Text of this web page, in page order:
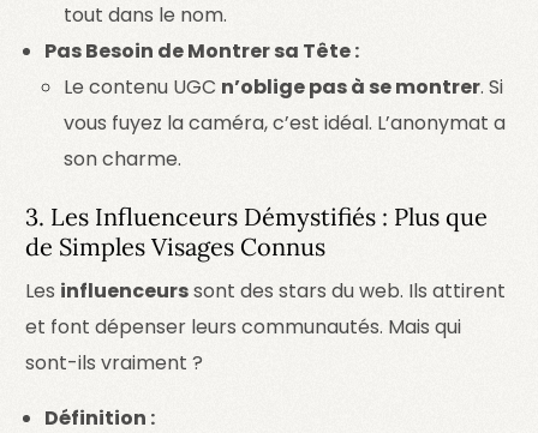
tout dans le nom.
Pas Besoin de Montrer sa Tête :
Le contenu UGC n’oblige pas à se montrer. Si
vous fuyez la caméra, c’est idéal. L’anonymat a
son charme.
3. Les Influenceurs Démystifiés : Plus que
de Simples Visages Connus
Les influenceurssont des stars du web. Ils attirent
et font dépenser leurs communautés. Mais qui
sont-ils vraiment ?
Définition :